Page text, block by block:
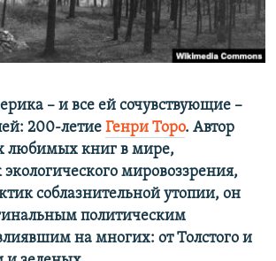
СУДЯТ?
КРЫМА
RL
– и все ей сочувствующие –
200-летие Генри Торо. Автор
любимых книг в мире,
мировоззрения,
соблазнительной утопии, он
политическим
на многих: от Толстого и